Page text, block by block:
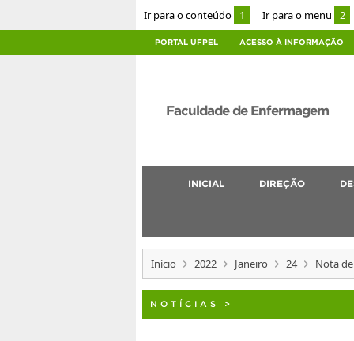
Ir para o conteúdo 1 Ir para o menu 2
PORTAL UFPEL ACESSO À INFORMAÇÃO
Faculdade de Enfermagem
INICIAL DIREÇÃO
Início 2022 Janeiro 24 Nota
NOTÍCIAS >